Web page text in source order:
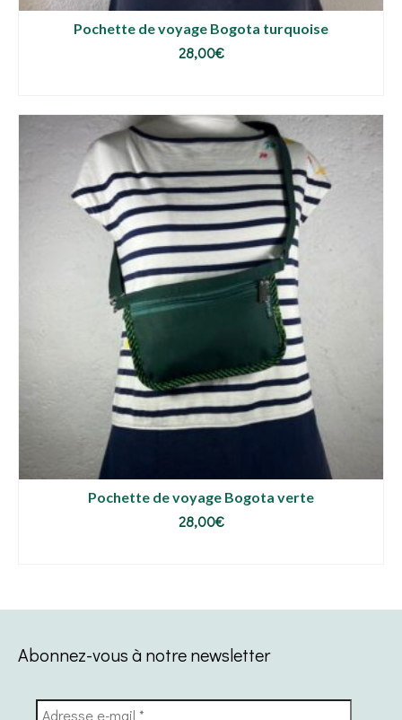
Pochette de voyage Bogota turquoise
28,00€
Pochette de voyage Bogota verte
28,00€
Abonnez-vous à notre newsletter